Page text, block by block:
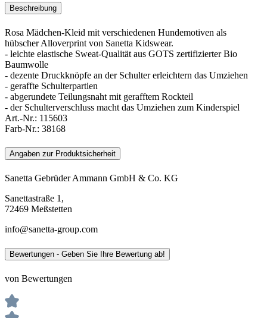
Beschreibung
Rosa Mädchen-Kleid mit verschiedenen Hundemotiven als
hübscher Alloverprint von Sanetta Kidswear.
- leichte elastische Sweat-Qualität aus GOTS zertifizierter Bio
Baumwolle
- dezente Druckknöpfe an der Schulter erleichtern das Umziehen
- geraffte Schulterpartien
- abgerundete Teilungsnaht mit gerafftem Rockteil
- der Schulterverschluss macht das Umziehen zum Kinderspiel
Art.-Nr.: 115603
Farb-Nr.: 38168
Angaben zur Produktsicherheit
Sanetta Gebrüder Ammann GmbH & Co. KG
Sanettastraße 1,
72469 Meßstetten
info@sanetta-group.com
Bewertungen - Geben Sie Ihre Bewertung ab!
von Bewertungen